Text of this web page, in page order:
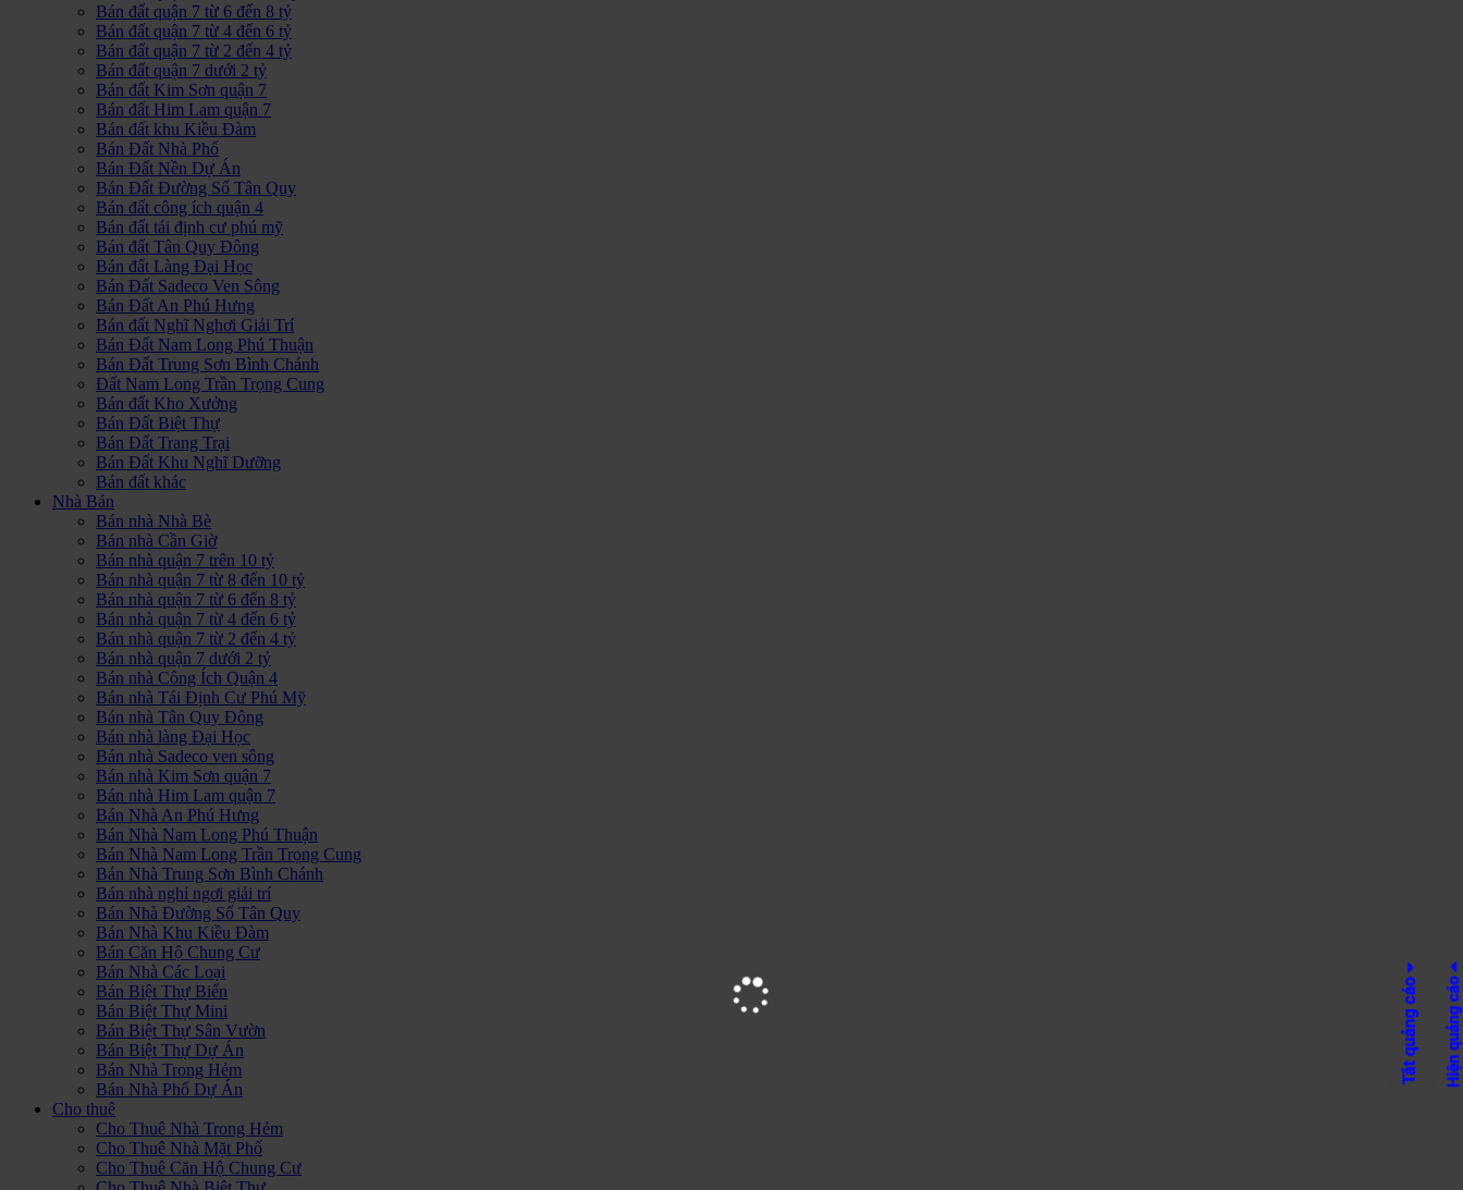
Bán đất quận 7 từ 6 đến 8 tỷ
Bán đất quận 7 từ 4 đến 6 tỷ
Bán đất quận 7 từ 2 đến 4 tỷ
Bán đất quận 7 dưới 2 tỷ
Bán đất Kim Sơn quận 7
Bán đất Him Lam quận 7
Bán đất khu Kiều Đàm
Bán Đất Nhà Phố
Bán Đất Nền Dự Án
Bán Đất Đường Số Tân Quy
Bán đất công ích quận 4
Bán đất tái định cư phú mỹ
Bán đất Tân Quy Đông
Bán đất Làng Đại Học
Bán Đất Sadeco Ven Sông
Bán Đất An Phú Hưng
Bán đất Nghĩ Nghơi Giải Trí
Bán Đất Nam Long Phú Thuận
Bán Đất Trung Sơn Bình Chánh
Đất Nam Long Trần Trọng Cung
Bán đất Kho Xưởng
Bán Đất Biệt Thự
Bán Đất Trang Trại
Bán Đất Khu Nghĩ Dưỡng
Bán đất khác
Nhà Bán
Bán nhà Nhà Bè
Bán nhà Cần Giờ
Bán nhà quận 7 trên 10 tỷ
Bán nhà quận 7 từ 8 đến 10 tỷ
Bán nhà quận 7 từ 6 đến 8 tỷ
Bán nhà quận 7 từ 4 đến 6 tỷ
Bán nhà quận 7 từ 2 đến 4 tỷ
Bán nhà quận 7 dưới 2 tỷ
Bán nhà Công Ích Quận 4
Bán nhà Tái Định Cư Phú Mỹ
Bán nhà Tân Quy Đông
Bán nhà làng Đại Học
Bán nhà Sadeco ven sông
Bán nhà Kim Sơn quận 7
Bán nhà Him Lam quận 7
Bán Nhà An Phú Hưng
Bán Nhà Nam Long Phú Thuận
Bán Nhà Nam Long Trần Trọng Cung
Bán Nhà Trung Sơn Bình Chánh
Bán nhà nghỉ ngơi giải trí
Bán Nhà Đường Số Tân Quy
Bán Nhà Khu Kiều Đàm
Bán Căn Hộ Chung Cư
Bán Nhà Các Loại
Bán Biệt Thự Biển
Bán Biệt Thự Mini
Bán Biệt Thự Sân Vườn
Bán Biệt Thự Dự Án
Bán Nhà Trong Hẻm
Bán Nhà Phố Dự Án
Cho thuê
Cho Thuê Nhà Trong Hẻm
Cho Thuê Nhà Mặt Phố
Cho Thuê Căn Hộ Chung Cư